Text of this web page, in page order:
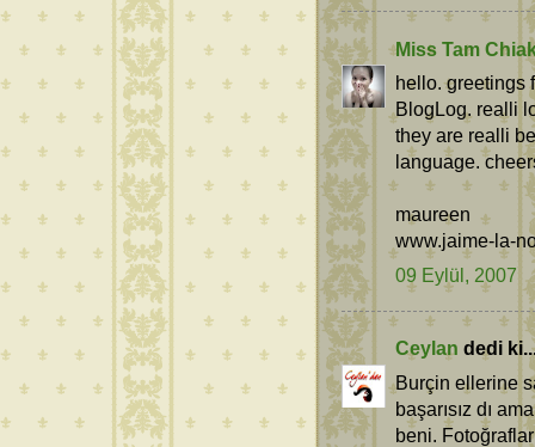
Miss Tam
hello. greetings
BlogLog. realli
they are realli
language.
maureen
www.jaime-la-
09 Eylül, 2007
Ceylan dedi
Burçin ellerine
başarısız dı
beni.